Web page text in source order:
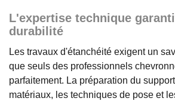
L'expertise technique
durabilité
Les travaux d'étanchéité exigent un
que seuls des professionnels
parfaitement. La préparation du
matériaux, les techniques de pose et